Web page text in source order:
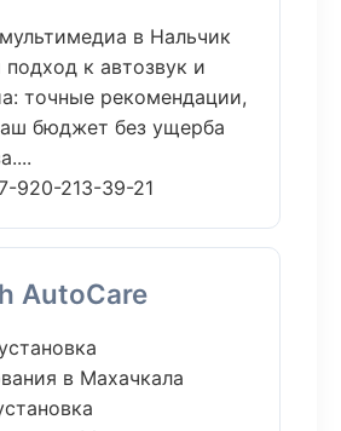
в Нальчик
к автозвук и
точные рекомендации,
бюджет без ущерба
920-213-39-21
AutoCare
в Махачкала